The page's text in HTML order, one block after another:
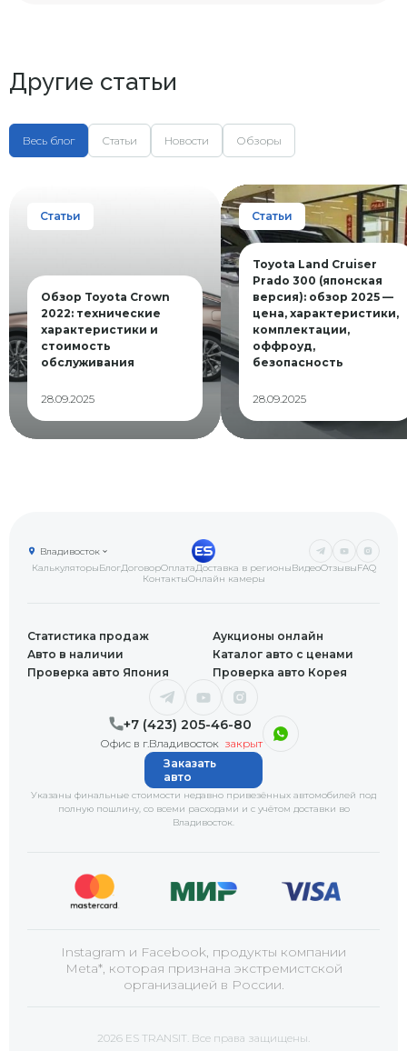
Другие статьи
Весь блог Статьи Новости Обзоры
Статьи
Обзор Toyota Crown
2022: технические
характеристики и
стоимость
обслуживания
28.09.2025
Статьи
Toyota Land Cruiser
Prado 300 (японская
версия): обзор 2025 —
цена, характеристики,
комплектации,
оффроуд,
безопасность
28.09.2025
КалькуляторыБлогДоговорОплатаДоставка в регионыВидеоОтзывыFAQ
КонтактыОнлайн камеры
Владивосток
+7 (423) 205-46-80
Офис в г.Владивосток закрыт
Статистика продаж
Аукционы онлайн
Авто в наличии
Каталог авто с ценами
Проверка авто Япония
Проверка авто Корея
Указаны финальные стоимости недавно привезённых автомобилей под
полную пошлину, со всеми расходами и с учётом доставки во
Владивосток.
Заказать
авто
Instagram и Facebook, продукты компании
Meta*, которая признана экстремистской
организацией в России.
2026 ES TRANSIT. Все права защищены.